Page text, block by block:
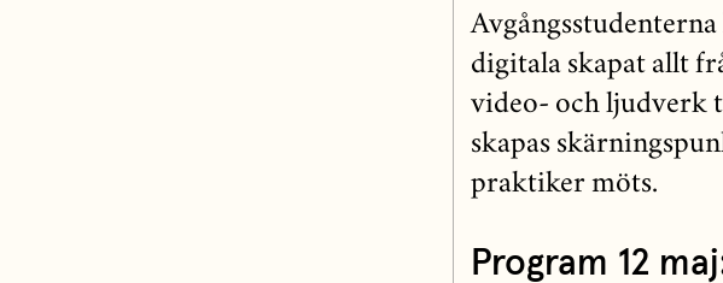
digitala skapat allt
video- och ljudverk
skapas
praktiker möts.
Program 12